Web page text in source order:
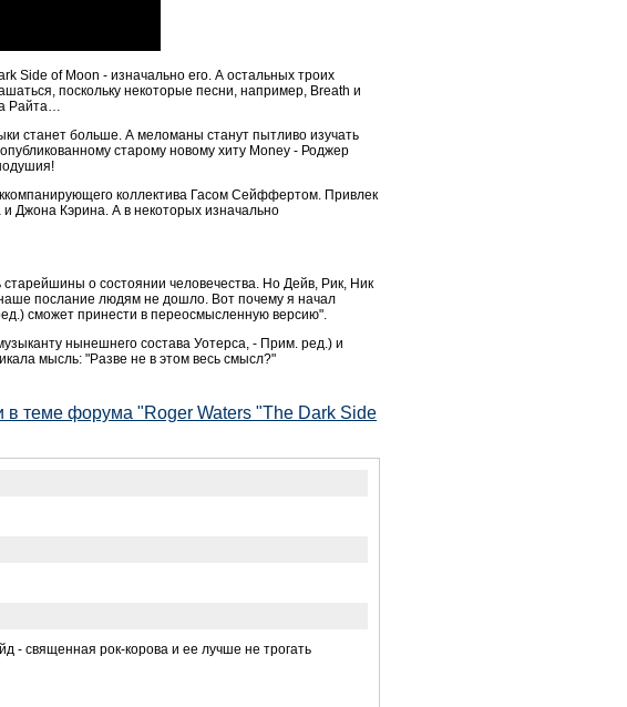
Side of Moon - изначально его. А остальных троих
поскольку некоторые песни, например, Breath и
Райта…
станет больше. А меломаны станут пытливо изучать
старому новому хиту Money - Роджер
коллектива Гасом Сейффертом. Привлек
Джона Кэрина. А в некоторых изначально
о состоянии человечества. Но Дейв, Рик, Ник
послание людям не дошло. Вот почему я начал
сможет принести в переосмысленную версию".
нынешнего состава Уотерса, - Прим. ред.) и
мысль: "Разве не в этом весь смысл?"
в теме форума "Roger Waters "The Dark Side
- священная рок-корова и ее лучше не трогать